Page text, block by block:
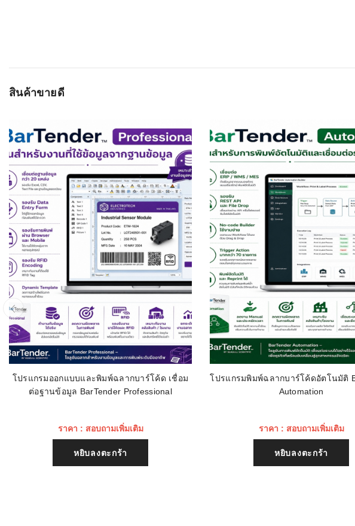
สินค้าขายดี
โปรแกรมออกแบบและพิมพ์ฉลากบาร์โค้ด เชื่อม
ต่อฐานข้อมูล BarTender Professional
ราคา : สอบถามเพิ่มเติม
หยิบลงตะกร้า
โปรแกรมพิมพ์ฉลากบาร์โค้ดอัตโนมัติ
Automation
ราคา : สอบถามเพิ่มเติม
หยิบลงตะกร้า